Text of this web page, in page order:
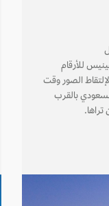
للأرقام
لإلتقاط الصور وقت
بالقرب
تراها.